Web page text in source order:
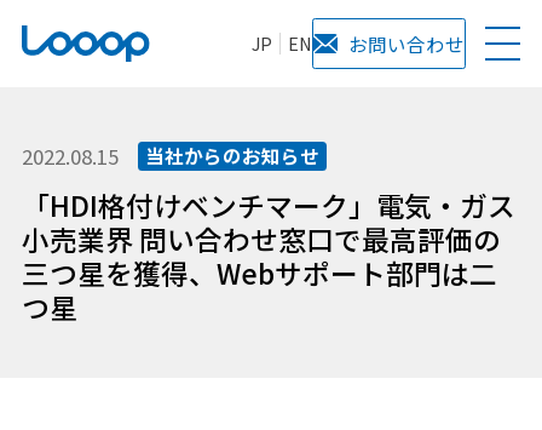
JP EN お問い合わせ
2022.08.15 当社からのお知らせ
「HDI格付けベンチマーク」電気・ガス
小売業界 問い合わせ窓口で最高評価の
三つ星を獲得、Webサポート部門は二
つ星